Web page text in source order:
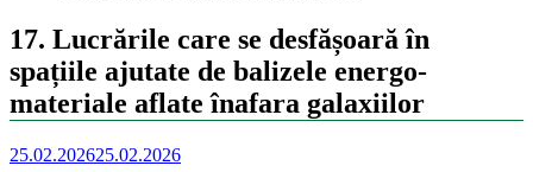
17. Lucrările care se desfășoară în
spațiile ajutate de balizele energo-
materiale aflate înafara galaxiilor
25.02.202625.02.2026